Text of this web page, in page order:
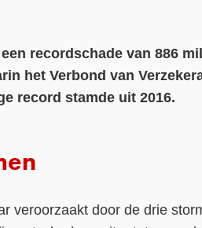
recordschade van 886
het Verbond van
record stamde uit 2016.
veroorzaakt door de drie